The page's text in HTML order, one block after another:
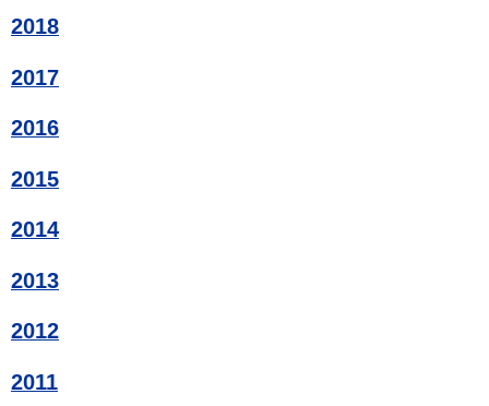
2018
2017
2016
2015
2014
2013
2012
2011